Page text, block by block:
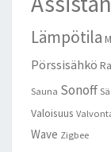
Lämpötila
Pörssisähkö
Sauna Sonoff
Valoisuus
Wave Zigbee